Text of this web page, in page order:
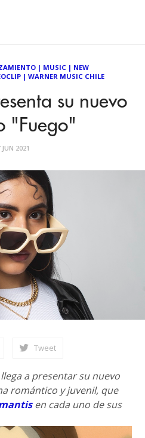
| MUSIC| NEW
| WARNER MUSIC CHILE
su nuevo
"Fuego"
JUN 2021
Tweet
a presentar su nuevo
romántico y juvenil, que
en cada uno de sus